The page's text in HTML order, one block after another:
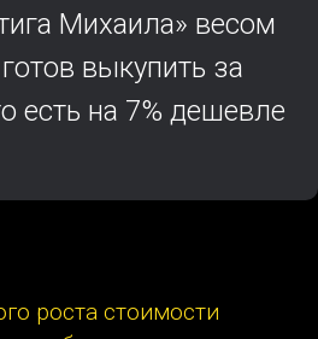
Михаила» весом
выкупить за
есть на 7% дешевле
роста стоимости